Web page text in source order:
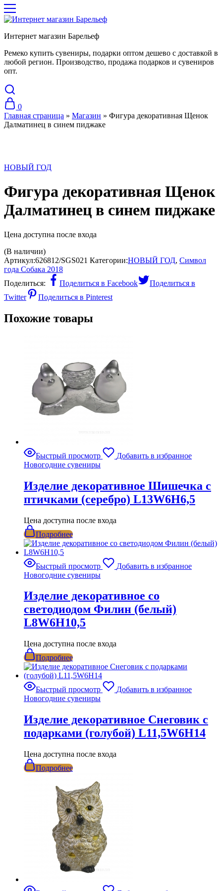
Интернет магазин Барельеф
Ремеко купить сувениры, подарки оптом дешево с доставкой в
любой регион. Производство, продажа подарков и сувениров
опт.
0
Главная страница » Магазин » Фигура декоративная Щенок
Далматинец в синем пиджаке
НОВЫЙ ГОД
Фигура декоративная Щенок
Далматинец в синем пиджаке
Цена доступна после входа
(В наличии)
Артикул:626812/SGS021 Категории:НОВЫЙ ГОД, Символ
года Собака 2018
Поделиться:
Поделиться в Facebook
Поделиться в
Twitter
Поделиться в Pinterest
Похожие товары
Быстрый просмотр
Добавить в избранное
Новогодние сувениры
Изделие декоративное Шишечка с
птичками (серебро) L13W6H6,5
Цена доступна после входа
Подробнее
Быстрый просмотр
Добавить в избранное
Новогодние сувениры
Изделие декоративное со
светодиодом Филин (белый)
L8W6H10,5
Цена доступна после входа
Подробнее
Быстрый просмотр
Добавить в избранное
Новогодние сувениры
Изделие декоративное Снеговик с
подарками (голубой) L11,5W6H14
Цена доступна после входа
Подробнее